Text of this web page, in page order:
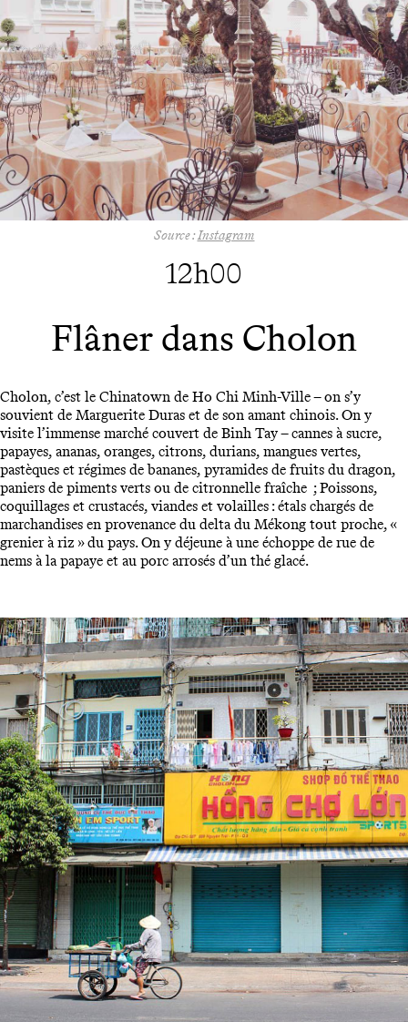
Source :Instagram
12h00
Flâner dans Cholon
Cholon, c’est le Chinatown de Ho Chi Minh-Ville – on s’y
souvient de Marguerite Duras et de son amant chinois. On y
visite l’immense marché couvert de Binh Tay – cannes à sucre,
papayes, ananas, oranges, citrons, durians, mangues vertes,
pastèques et régimes de bananes, pyramides de fruits du dragon,
paniers de piments verts ou de citronnelle fraîche ; Poissons,
coquillages et crustacés, viandes et volailles : étals chargés de
marchandises en provenance du delta du Mékong tout proche, «
grenier à riz » du pays. On y déjeune à une échoppe de rue de
nems à la papaye et au porc arrosés d’un thé glacé.